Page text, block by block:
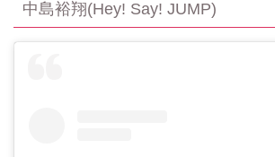
中島裕翔(Hey! Say! JUMP)